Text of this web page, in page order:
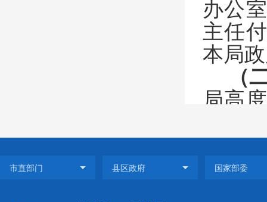
办公
主任
本局
（
局高
际，
落实